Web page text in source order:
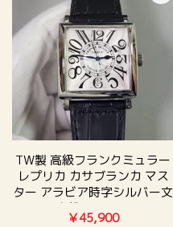
TW製 高級フランクミュラー
レプリカ カサブランカ マス
ター アラビア時字シルバー文
字盤T545777
￥45,900